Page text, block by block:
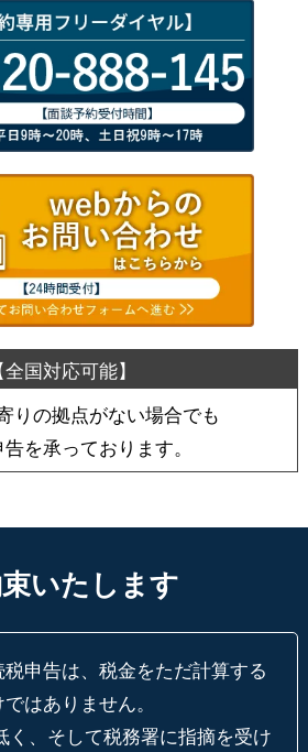
りの拠点がない場合でも
を承っております。
いたします
申告は、税金をただ計算する
ではありません。
く、そして税務署に指摘を受け